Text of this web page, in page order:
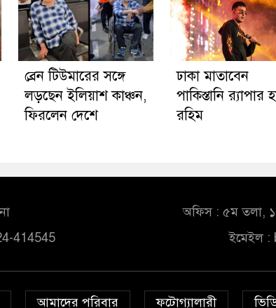
ব্রেন টিউমারের সঙ্গে
লড়ছেন ইলিয়াশ কাঞ্চন,
ফিরলেন দেশে
ঢাকা মাতাবেন
পাকিস্তানি র‍্যাপার
রহিম
414545
অফিস : ৫ম তলা,
ইমেইল :
আমাদের পরিবার ফটোগ্যালারী